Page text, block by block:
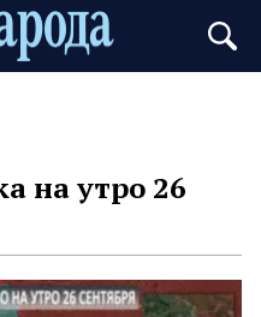
на утро 26